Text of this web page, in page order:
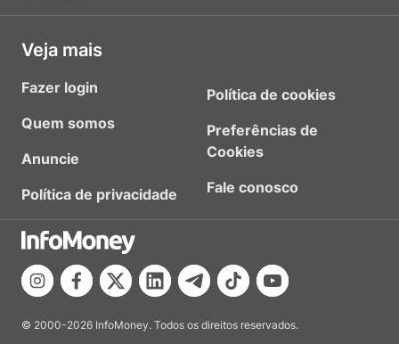
Veja mais
Fazer login
Quem somos
Anuncie
Política de privacidade
Política de cookies
Preferências de
Cookies
Fale conosco
© 2000-2026 InfoMoney. Todos os direitos reservados.